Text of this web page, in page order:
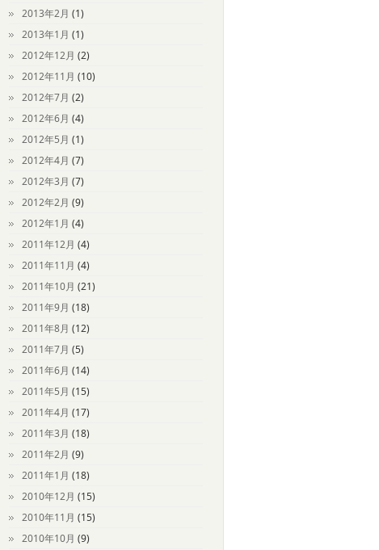
2013年2月 (1)
2013年1月 (1)
2012年12月 (2)
2012年11月 (10)
2012年7月 (2)
2012年6月 (4)
2012年5月 (1)
2012年4月 (7)
2012年3月 (7)
2012年2月 (9)
2012年1月 (4)
2011年12月 (4)
2011年11月 (4)
2011年10月 (21)
2011年9月 (18)
2011年8月 (12)
2011年7月 (5)
2011年6月 (14)
2011年5月 (15)
2011年4月 (17)
2011年3月 (18)
2011年2月 (9)
2011年1月 (18)
2010年12月 (15)
2010年11月 (15)
2010年10月 (9)